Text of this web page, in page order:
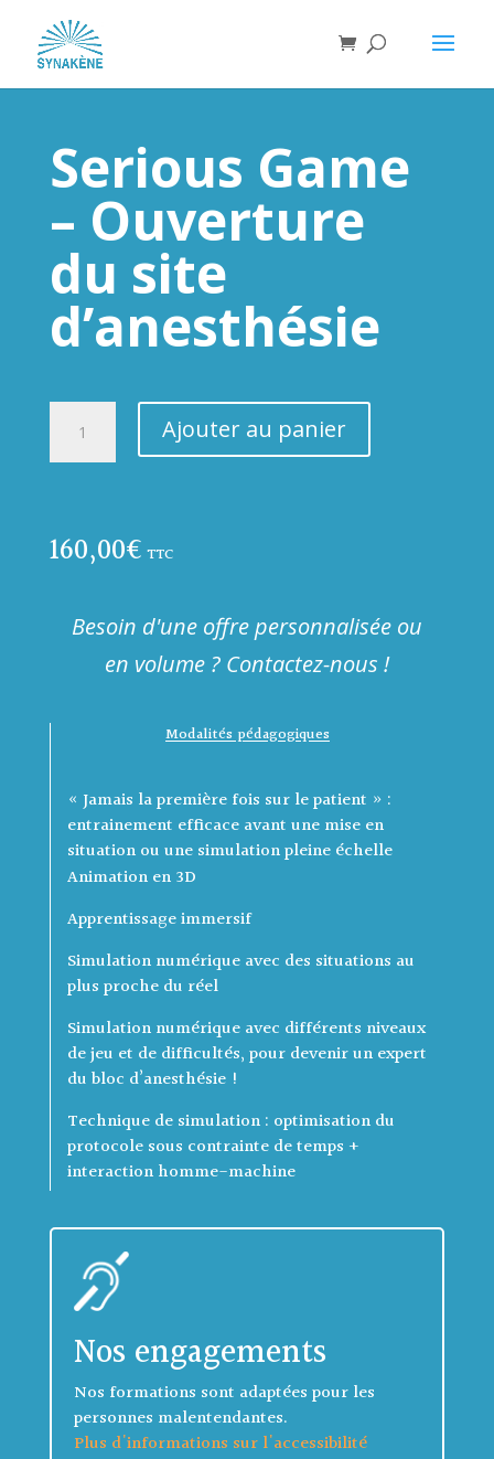
Serious Game
– Ouverture
du site
d’anesthésie
Serious
Ouverture
du
d'anesthésie
Ajouter au panier
160,00€ TTC
Besoin d'une offre personnalisée ou
en volume ? Contactez-nous !
Modalités pédagogiques
« Jamais la première fois sur le patient » :
entrainement efficace avant une mise en
situation ou une simulation pleine échelle
Animation en 3D
Apprentissage immersif
Simulation numérique avec des situations au
plus proche du réel
Simulation numérique avec différents niveaux
de jeu et de difficultés, pour devenir un expert
du bloc d’anesthésie !
Technique de simulation : optimisation du
protocole sous contrainte de temps +
interaction homme-machine
Nos engagements
Nos formations sont adaptées pour les
personnes malentendantes.
Plus d'informations sur l'accessibilité